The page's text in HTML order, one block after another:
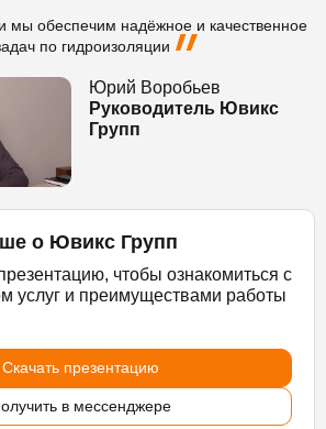
Юрий Воробьев
Руководитель Ювикс
Групп
о Ювикс Групп
чтобы ознакомиться с
услуг и преимуществами работы
Скачать презентацию
в мессенджере
мы обеспечим надёжное и качественное
по гидроизоляции